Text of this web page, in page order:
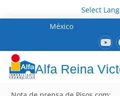
Select
México
Alfa Reina